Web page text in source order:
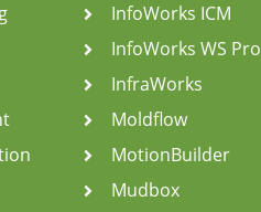
InfoWorks ICM
InfoWorks WS Pro
InfraWorks
Moldflow
MotionBuilder
Mudbox